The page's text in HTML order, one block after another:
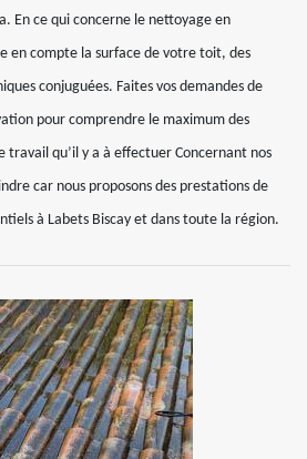
En ce qui concerne le nettoyage en
en compte la surface de votre toit, des
conjuguées. Faites vos demandes de
pour comprendre le maximum des
travail qu’il y a à effectuer Concernant nos
car nous proposons des prestations de
à Labets Biscay et dans toute la région.